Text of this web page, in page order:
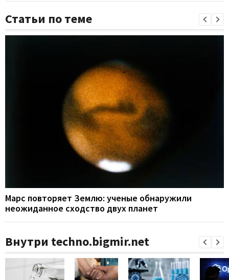
Статьи по теме
Марс повторяет Землю: ученые обнаружили
неожиданное сходство двух планет
Внутри techno.bigmir.net